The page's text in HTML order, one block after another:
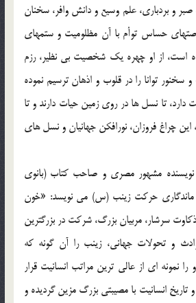
صبر و بردباري، علم وسيع و دانش وافر، سخنان
حساس توأم با آن مظلوميت و ستمهاي
است، از او چهره يک شخصيت بي نظير، رزم
توانا را در قلوب و اذهان ترسيم نموده
تا نسل ها در روي زمين حيات دارند و تا
چراغ فروزان، نورافکن جهانيان و نسل هاي
نويسنده مشهور مصري و صاحب کتاب (بانوي
حرکت زينب (س) مي نويسد: «خون
سرشار، مربيان بزرگ، شرکت در بزرگترين
و تحولات جهاني، زينب را آن گونه که
نمونه اي از عالي ترين مراتب انسانيت قرار
تاريخ انسانيت با مصيبتي بزرگ مزين گرديده و